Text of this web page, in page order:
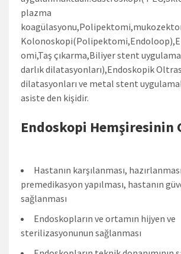
plazma
omi,Taş çıkarma,Biliyer stent
darlık dilatasyonları),Endoskopik
dilatasyonları ve metal stent
asiste den kişidir.
Endoskopi Hemşiresinin
Hastanın karşılanması,
premedikasyon yapılması, hastanın
sağlanması
Endoskopların ve ortamın hijyen ve
sterilizasyonunun sağlanması